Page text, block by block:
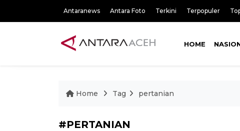
Antaranews Antara Foto Terkini Terpopuler
HOME
Home Tag pertanian
#PERTANIAN